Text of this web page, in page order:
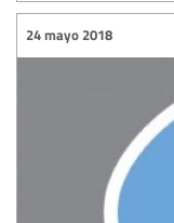
24 mayo 2018